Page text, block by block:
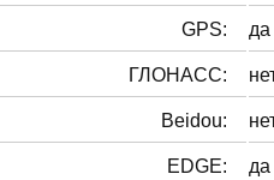
GPS: да
ГЛОНАСС:
Beidou:
EDGE: да